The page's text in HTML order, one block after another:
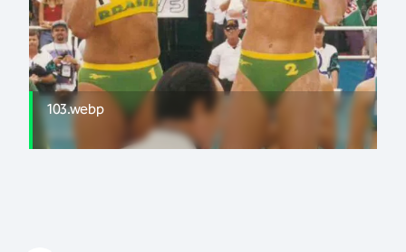
103.webp